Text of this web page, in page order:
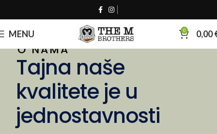
MENU 0 0,00
O NAMA
Tajna naše
kvalitete je u
jednostavnosti